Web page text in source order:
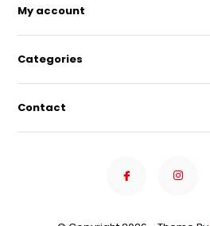
My account
Categories
Contact